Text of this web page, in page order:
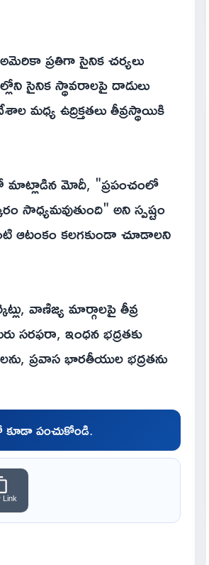
ప్రతిగా సైనిక చర్యలు
సైనిక స్థావరాలపై దాడులు
మధ్య ఉద్రిక్తతలు తీవ్రస్థాయికి
మోదీ, "ప్రపంచంలో
అని స్పష్టం
ఆటంకం కలగకుండా చూడాలని
వాణిజ్య మార్గాలపై తీవ్ర
సరఫరా, ఇంధన భద్రతకు
ప్రవాస భారతీయుల భద్రతను
కూడా పంచుకోండి.
Link